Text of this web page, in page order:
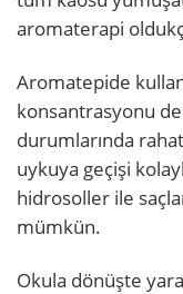
aromaterapi
Aromatepide
konsantrasyonu
durumlarında
uykuya geçişi
hidrosoller ile
mümkün.
Okula dönüşte